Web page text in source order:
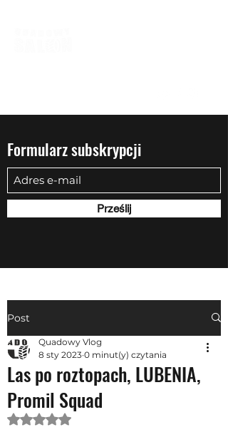
Formularz subskrypcji
Prześlij
Post
Las po roztopach, LUBENIA,
Promil Squad
Quadowy Vlog
8 sty 2023 0 minut(y) czytania
Oceniono na NaN z 5 gwiazdek.